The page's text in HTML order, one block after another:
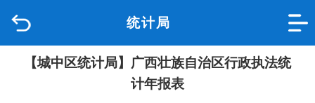
统计局
品质城中
【城中区统计局】广西壮族自治区行政执法统
计年报表